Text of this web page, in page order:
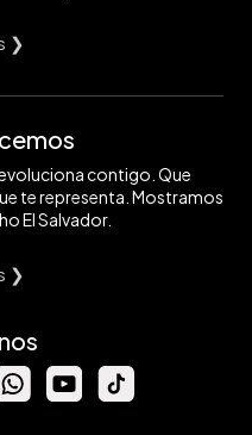
❯
contigo. Que
te representa. Mostramos
El Salvador.
❯